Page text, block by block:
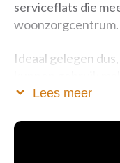
serviceflats die
woonzorgcentrum.
Ideaal gelegen
woonzorgcentrum
binnen en buiten
Lees meer